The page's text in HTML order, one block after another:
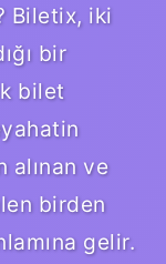
Biletix, iki
bir
bilet
alınan ve
birden
gelir.